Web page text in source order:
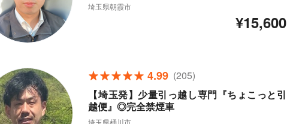
埼玉県朝霞市
¥15,600
4.99 (205)
【埼玉発】少量引っ越し専門『ちょこっと引
越便』◎完全禁煙車
埼玉県桶川市